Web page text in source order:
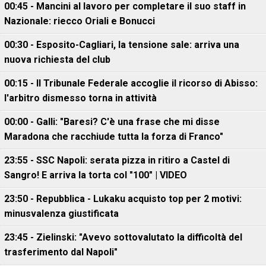
00:45 - Mancini al lavoro per completare il suo staff in
Nazionale: riecco Oriali e Bonucci
00:30 - Esposito-Cagliari, la tensione sale: arriva una
nuova richiesta del club
00:15 - Il Tribunale Federale accoglie il ricorso di Abisso:
l'arbitro dismesso torna in attività
00:00 - Galli: "Baresi? C'è una frase che mi disse
Maradona che racchiude tutta la forza di Franco"
23:55 - SSC Napoli: serata pizza in ritiro a Castel di
Sangro! E arriva la torta col "100" | VIDEO
23:50 - Repubblica - Lukaku acquisto top per 2 motivi:
minusvalenza giustificata
23:45 - Zielinski: "Avevo sottovalutato la difficoltà del
trasferimento dal Napoli"